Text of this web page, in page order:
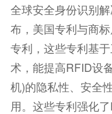
全球安全身份识别
布，美国专利与商
专利，这些专利基
术，能提高RFID设
机)的隐私性、安全
用。这些专利强化